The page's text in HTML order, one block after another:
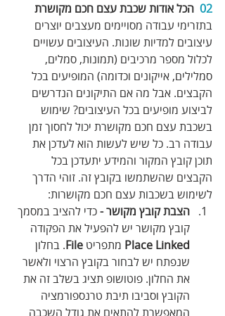
02
  הכל אודות שכבת עצם חכם מקושרת
בתזרימי עבודה מסויימים מעצבים יוצרים
עיצובים למדיות שונות. העיצובים עשויים
לכלול מספר מרכיבים (תמונות, סמלים,
סמלילים, אייקונים וכדומה) המופיעים בכל
הקבצים. אבל מה אם התיקונים הנדרשים
לביצוע מופיעים בכל העיצובים? שימוש
בשכבת עצם חכם מקושרת יכול לחסוך זמן
עבודה רב. כל שיש לעשות הוא לעדכן את
תוכן קובץ המקור והמידע יתעדכן בכל
הקבצים שהשתמשו בקובץ זה. זוהי הדרך
לשימוש בשכבות עצם חכם מקושרות:
הצבת קובץ מקושר - כדי להציב במסמך
קובץ מקושר יש להפעיל את הפקודה
Place Linked מתפריט File. בחלון
שנפתח יש לבחור בקובץ הרצוי ולאשר
את החלון. פוטושופ תציג בשלב זה את
הקובץ וסביבו תיבת טרנספורמציה
המאפשרת להתאים את גודל השכבה